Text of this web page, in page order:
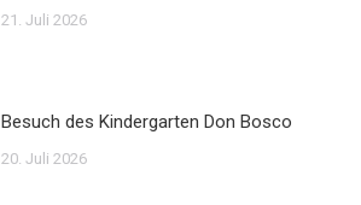
21. Juli 2026
Besuch des Kindergarten Don Bosco
20. Juli 2026